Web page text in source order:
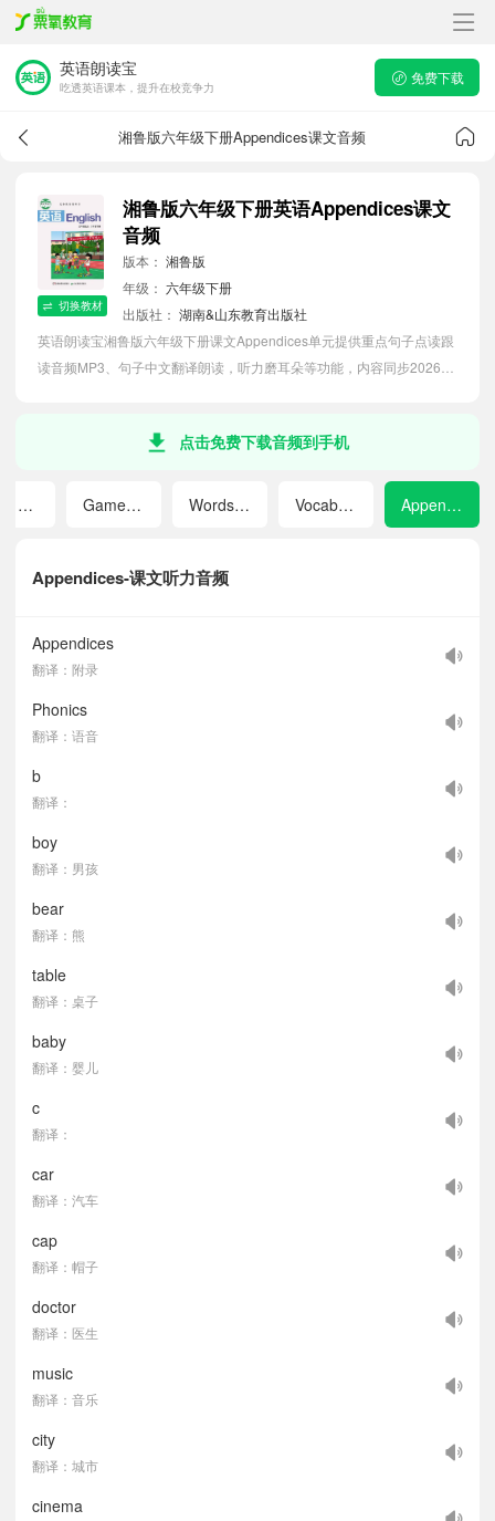
英语朗读宝
吃透英语课本，提升在校竞争力
免费下载
湘鲁版六年级下册Appendices课文音频
切换教材
湘鲁版六年级下册英语Appendices课文
音频
版本： 湘鲁版
年级： 六年级下册
出版社： 湖南&山东教育出版社
英语朗读宝湘鲁版六年级下册课文Appendices单元提供重点句子点读跟
读音频MP3、句子中文翻译朗读，听力磨耳朵等功能，内容同步2026最
点击免费下载音频到手机
Appendices-课文听力音频
Appendices
翻译：附录
Phonics
翻译：语音
b
翻译：
boy
翻译：男孩
bear
翻译：熊
table
翻译：桌子
baby
翻译：婴儿
c
翻译：
car
翻译：汽车
cap
翻译：帽子
doctor
翻译：医生
music
翻译：音乐
city
翻译：城市
cinema
Story Time Game Time Words and Expressions in Each Unit Vocabulary Appendices